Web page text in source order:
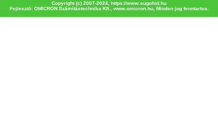
Copyright (c) 2007-2024, https://www.sugohid.hu
Fejlesztö: OMICRON Számítástechnika Kft., www.omicron.hu, Minden jog fenntartva.